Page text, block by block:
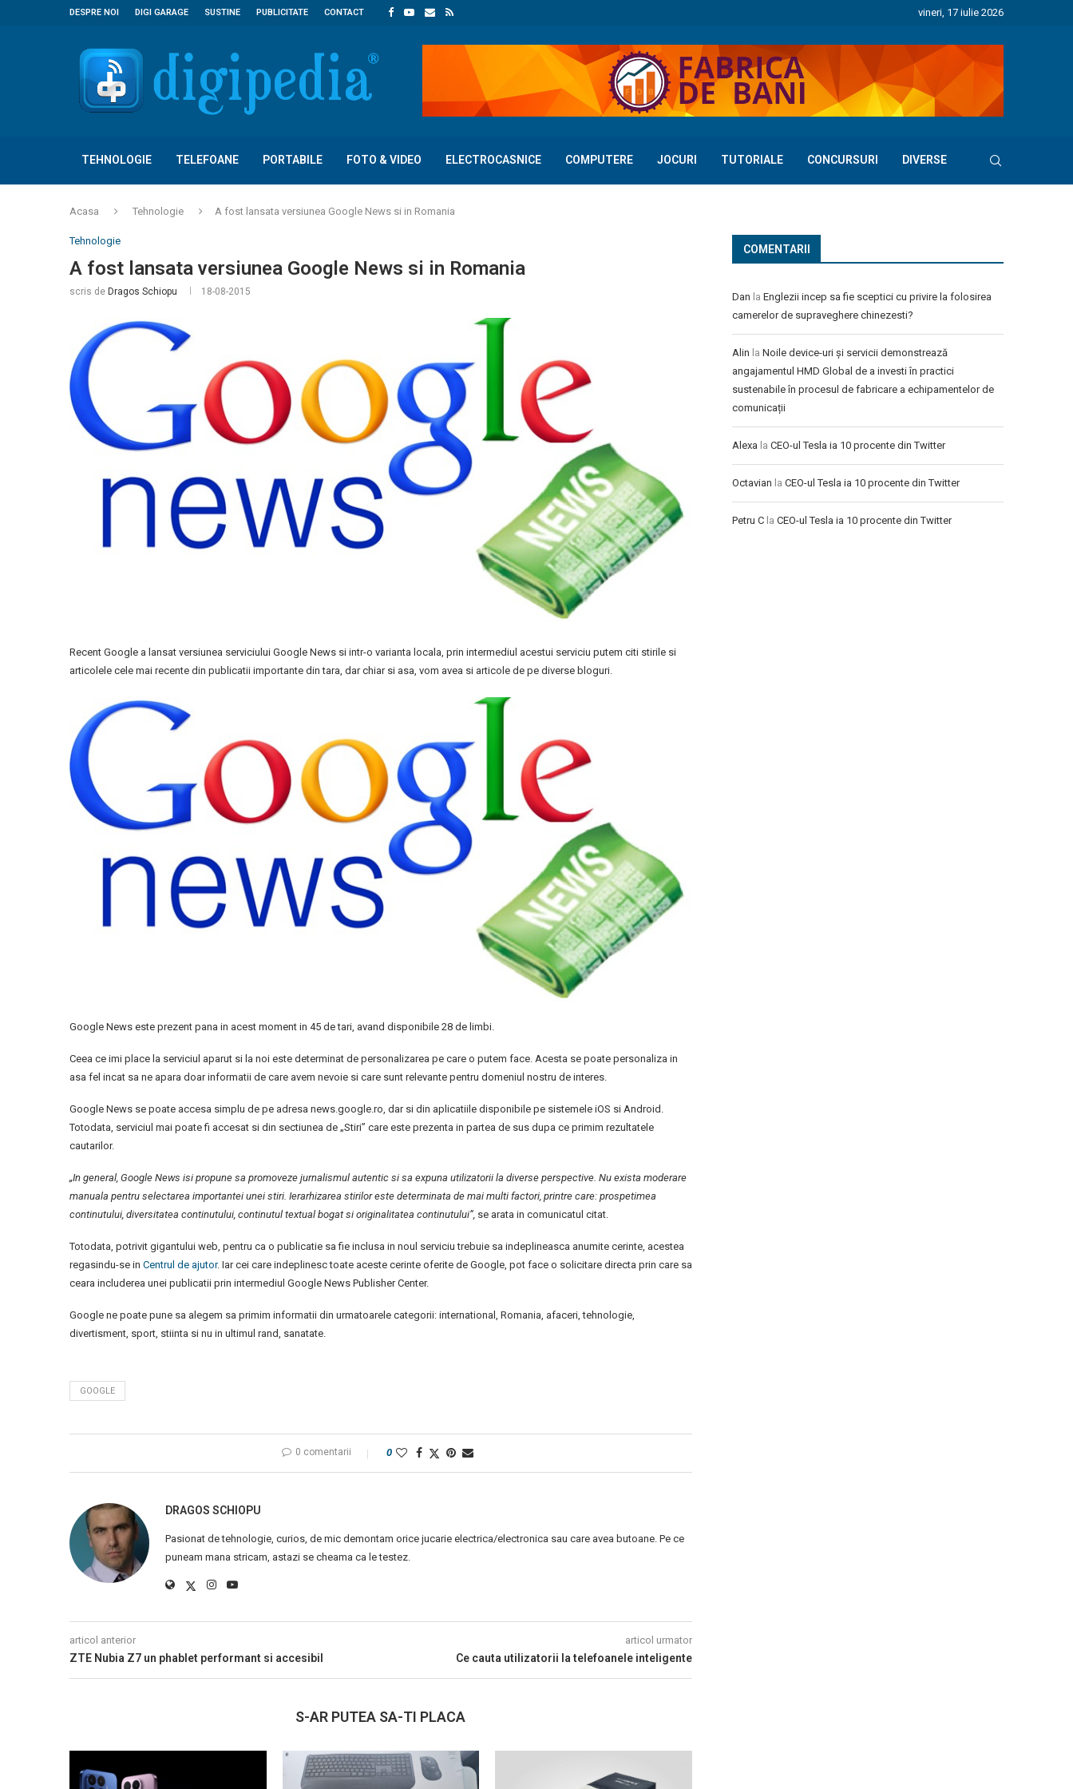
DESPRE NOI DIGI GARAGE SUSTINE PUBLICITATE CONTACT vineri, 17 iulie 2026
TEHNOLOGIE TELEFOANE PORTABILE FOTO & VIDEO ELECTROCASNICE COMPUTERE JOCURI TUTORIALE CONCURSURI DIVERSE
Acasa Tehnologie A fost lansata versiunea Google News si in Romania
Tehnologie
A fost lansata versiunea Google News si in Romania
scris de Dragos Schiopu 18-08-2015
Recent Google a lansat versiunea serviciului Google News si intr-o varianta locala, prin intermediul acestui serviciu putem citi stirile si
articolele cele mai recente din publicatii importante din tara, dar chiar si asa, vom avea si articole de pe diverse bloguri.
Google News este prezent pana in acest moment in 45 de tari, avand disponibile 28 de limbi.
Ceea ce imi place la serviciul aparut si la noi este determinat de personalizarea pe care o putem face. Acesta se poate personaliza in
asa fel incat sa ne apara doar informatii de care avem nevoie si care sunt relevante pentru domeniul nostru de interes.
Google News se poate accesa simplu de pe adresa news.google.ro, dar si din aplicatiile disponibile pe sistemele iOS si Android.
Totodata, serviciul mai poate fi accesat si din sectiunea de „Stiri” care este prezenta in partea de sus dupa ce primim rezultatele
cautarilor.
„In general, Google News isi propune sa promoveze jurnalismul autentic si sa expuna utilizatorii la diverse perspective. Nu exista moderare
manuala pentru selectarea importantei unei stiri. Ierarhizarea stirilor este determinata de mai multi factori, printre care: prospetimea
continutului, diversitatea continutului, continutul textual bogat si originalitatea continutului”, se arata in comunicatul citat.
Totodata, potrivit gigantului web, pentru ca o publicatie sa fie inclusa in noul serviciu trebuie sa indeplineasca anumite cerinte, acestea
regasindu-se in Centrul de ajutor. Iar cei care indeplinesc toate aceste cerinte oferite de Google, pot face o solicitare directa prin care sa
ceara includerea unei publicatii prin intermediul Google News Publisher Center.
Google ne poate pune sa alegem sa primim informatii din urmatoarele categorii: international, Romania, afaceri, tehnologie,
divertisment, sport, stiinta si nu in ultimul rand, sanatate.
GOOGLE
0 comentarii 0
DRAGOS SCHIOPU
Pasionat de tehnologie, curios, de mic demontam orice jucarie electrica/electronica sau care avea butoane. Pe ce
puneam mana stricam, astazi se cheama ca le testez.
articol anterior
ZTE Nubia Z7 un phablet performant si accesibil
articol urmator
Ce cauta utilizatorii la telefoanele inteligente
S-AR PUTEA SA-TI PLACA
COMENTARII
Dan la Englezii incep sa fie sceptici cu privire la folosirea
camerelor de supraveghere chinezesti?
Alin la Noile device-uri și servicii demonstrează
angajamentul HMD Global de a investi în practici
sustenabile în procesul de fabricare a echipamentelor de
comunicații
Alexa la CEO-ul Tesla ia 10 procente din Twitter
Octavian la CEO-ul Tesla ia 10 procente din Twitter
Petru C la CEO-ul Tesla ia 10 procente din Twitter